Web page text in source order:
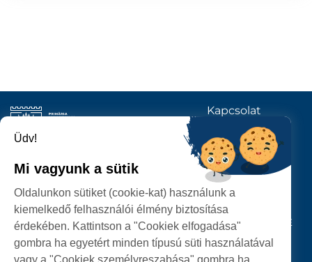
SZEMÉLYES ADATOK VÉDELME
SZATMÁRNÉMETI
POLGÁRMESTERI HIVATAL
P-ȚA 25 OCTOMBRIE, NR. 1 CORP M, 440026 SATU MARE
Kapcsolat
KÖVESSENEK
Üdv!
Mi vagyunk a sütik
Oldalunkon sütiket (cookie-kat) használunk a
kiemelkedő felhasználói élmény biztosítása
érdekében. Kattintson a "Cookiek elfogadása"
gombra ha egyetért minden típusú süti használatával
vagy a "Cookiek személyreszabása" gombra ha